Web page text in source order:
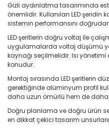
Gizli aydınlatma tasarımında
önemlidir. Kullanılan LED şeridin
sistemin performansını
LED şeritlerin doğru voltaj ile
uygulamalarda voltaj düşümü
kaynağı seçilmelidir. Isı
konudur.
Montaj sırasında LED şeritlerin
gerektiğinde alüminyum profil
daha uzun ömürlü hem de daha
Doğru planlama ve doğru ürün
en dikkat çekici tasarım